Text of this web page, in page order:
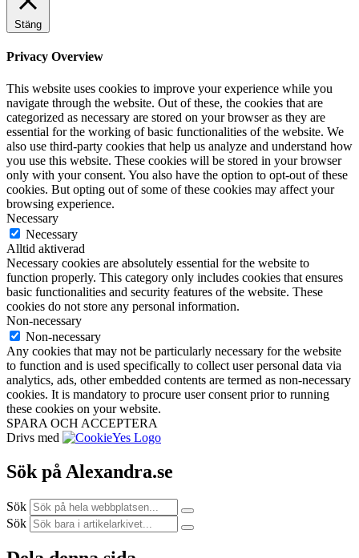
Stäng
Privacy Overview
This website uses cookies to improve your experience while you
navigate through the website. Out of these, the cookies that are
categorized as necessary are stored on your browser as they are
essential for the working of basic functionalities of the website. We
also use third-party cookies that help us analyze and understand how
you use this website. These cookies will be stored in your browser
only with your consent. You also have the option to opt-out of these
cookies. But opting out of some of these cookies may affect your
browsing experience.
Necessary
Necessary
Alltid aktiverad
Necessary cookies are absolutely essential for the website to
function properly. This category only includes cookies that ensures
basic functionalities and security features of the website. These
cookies do not store any personal information.
Non-necessary
Non-necessary
Any cookies that may not be particularly necessary for the website
to function and is used specifically to collect user personal data via
analytics, ads, other embedded contents are termed as non-necessary
cookies. It is mandatory to procure user consent prior to running
these cookies on your website.
SPARA OCH ACCEPTERA
Drivs med
Sök på Alexandra.se
Sök
Sök